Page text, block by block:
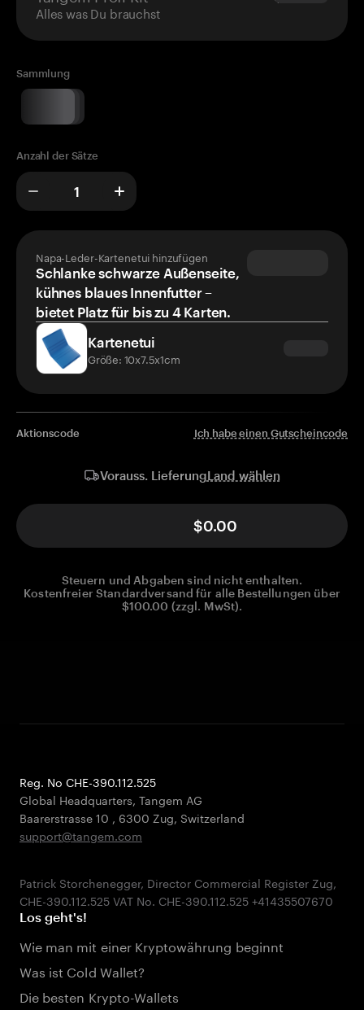
Alles was Du brauchst
Sammlung
Anzahl der Sätze
Napa-Leder-Kartenetui hinzufügen
Schlanke schwarze Außenseite,
kühnes blaues Innenfutter –
bietet Platz für bis zu 4 Karten.
Kartenetui
Größe: 10x7.5x1cm
Aktionscode Ich habe einen Gutscheincode
Vorauss. LieferungLand wählen
$0.00
Steuern und Abgaben sind nicht enthalten.
Kostenfreier Standardversand für alle Bestellungen über
$100.00 (zzgl. MwSt).
Reg. No CHE-390.112.525
Global Headquarters, Tangem AG
Baarerstrasse 10 , 6300 Zug, Switzerland
support@tangem.com
Patrick Storchenegger, Director Commercial Register Zug,
Los geht's!
Wie man mit einer Kryptowährung beginnt
Was ist Cold Wallet?
Die besten Krypto-Wallets